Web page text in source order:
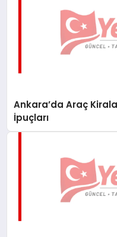
Ankara’da Araç
İpuçları